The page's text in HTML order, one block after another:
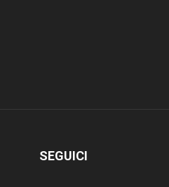
SEGUICI